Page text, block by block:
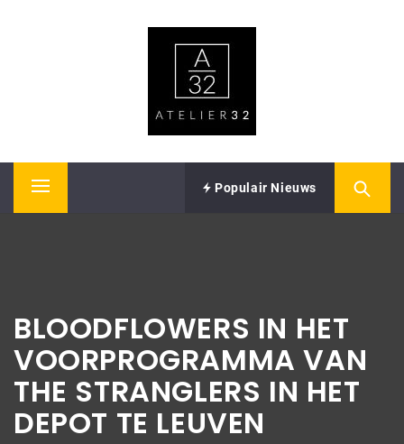
Primary
Populair Nieuws
BLOODFLOWERS IN HET
VOORPROGRAMMA VAN
THE STRANGLERS IN HET
DEPOT TE LEUVEN